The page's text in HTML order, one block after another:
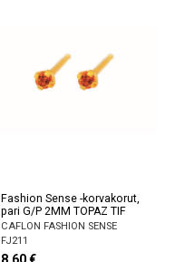
Fashion Sense -korvakorut,
pari G/P 2MM TOPAZ TIF
CAFLON FASHION SENSE
FJ211
8,60 €